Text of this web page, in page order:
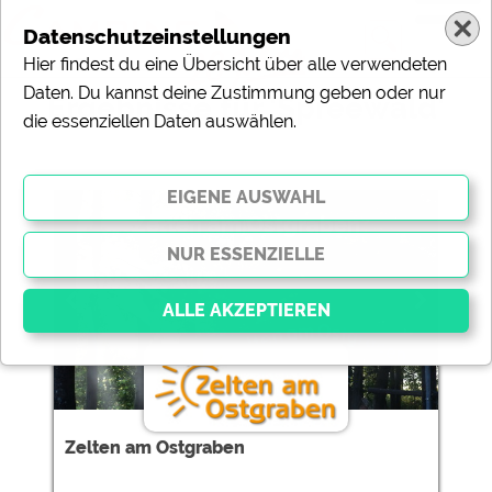
Ergebnisse für 'Spreewald'
Zelten am Ostgraben
Zelten am Ostgraben
Datenschutzeinstellungen
Hier findest du eine Übersicht über alle verwendeten
Daten. Du kannst deine Zustimmung geben oder nur
die essenziellen Daten auswählen.
Essenziell
Essenzielle Cookies ermöglichen grundlegende
Funktionen und sind für die einwandfreie Funktion der
Website dringend erforderlich. Ohne diese Cookies